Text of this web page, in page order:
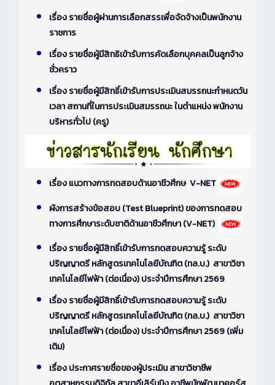
เรื่อง รายชื่อผู้ผ่านการเลือกสรรเพื่อจัดจ้างเป็นพนักงาน
ราชการ
เรื่อง รายชื่อผู้มีสิทธิเข้ารับการคัดเลือกบุคคลเป็นลูกจ้าง
ชั่วคราว
เรื่อง รายชื่อผู้มีสิทธิ์เข้ารับการประเมินสมรรถนะกำหนดวัน
เวลา สถานที่ในการประเมินสมรรถนะ ในตำแหน่ง พนักงาน
บริหารทั่วไป (ครู)
เรื่อง แนวทางการทดสอบด้านอาชีวศึกษ V-NET
ผังการสร้างข้อสอบ (Test Blueprint) ของการทดสอบ
ทางการศึกษาระดับชาติด้านอาชีวศึกษา (V-NET)
เรื่อง รายชื่อผู้มีสิทธิ์เข้ารับการทดสอบความรู้ ระดับ
ปริญญาตรี หลักสูตรเทคโนโลยีบัณฑิต (ทล.บ.) สาขาวิชา
เทคโนโลยีไฟฟ้า (ต่อเนื่อง) ประจำปีการศึกษา 2569
เรื่อง รายชื่อผู้มีสิทธิ์เข้ารับการทดสอบความรู้ ระดับ
ปริญญาตรี หลักสูตรเทคโนโลยีบัณฑิต (ทล.บ.) สาขาวิชา
เทคโนโลยีไฟฟ้า (ต่อเนื่อง) ประจำปีการศึกษา 2569 (เพิ่ม
เติม)
เรื่อง ประกาศรายชื่อของผู้ประเมิน สาขาวิชาชีพ